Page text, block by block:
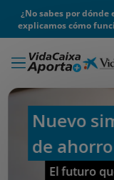
¿No sabes por dónde
explicamos cómo
Nuevo
de ahorro
El futuro que te